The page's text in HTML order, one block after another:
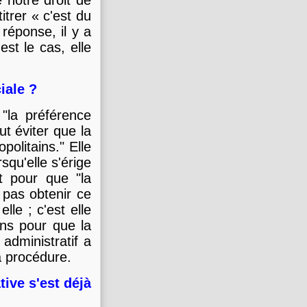
« c'est du
il y a
le cas, elle
?
préférence
éviter que la
Elle
s'érige
pour que "la
obtenir ce
; c'est elle
pour que la
a
procédure.
s'est déjà